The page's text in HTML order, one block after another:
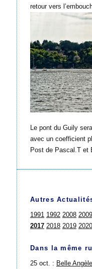
retour vers
Le pont du Guily
avec un coefficient
Post de Pascal.T et
Autres
1991 1992 2008 2009
2017 2018 2019 2020
Dans la même
25 oct. : Belle Angèle